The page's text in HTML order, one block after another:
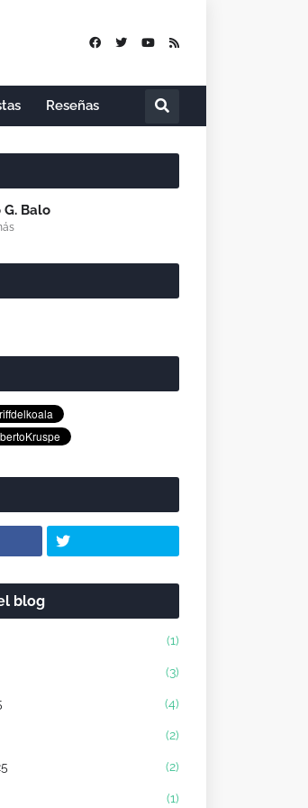
Reseñas
Balo
blog
(1)
(3)
(4)
(2)
(2)
(1)